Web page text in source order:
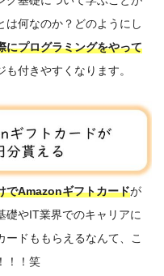
は何なのか？どのようにし
にプログラミングをやって
付きやすくなります。
でAmazonギフトカードが
礎やIT業界でのキャリアに
ドももらえるなんて、こ
！！笑